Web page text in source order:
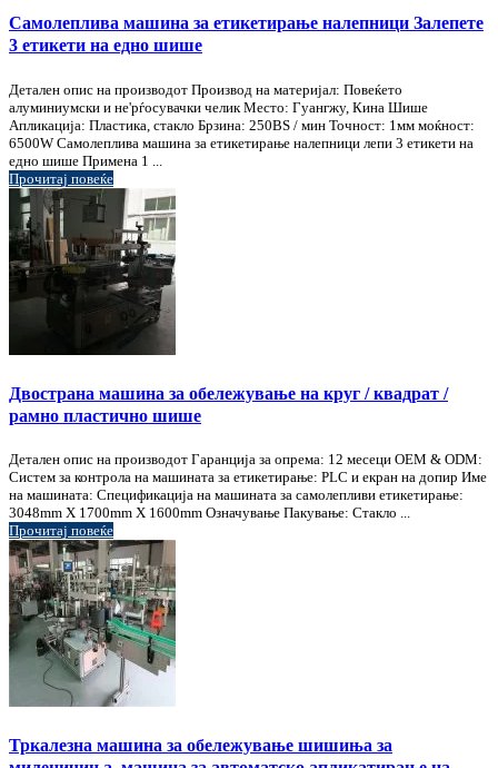
Самолеплива машина за етикетирање налепници Залепете
3 етикети на едно шише
Детален опис на производот Производ на материјал: Повеќето
алуминиумски и не'рѓосувачки челик Место: Гуангжу, Кина Шише
Апликација: Пластика, стакло Брзина: 250BS / мин Точност: 1мм моќност:
6500W Самолеплива машина за етикетирање налепници лепи 3 етикети на
едно шише Примена 1 ...
Прочитај повеќе
Двострана машина за обележување на круг / квадрат /
рамно пластично шише
Детален опис на производот Гаранција за опрема: 12 месеци OEM & ODM:
Систем за контрола на машината за етикетирање: PLC и екран на допир Име
на машината: Спецификација на машината за самолепливи етикетирање:
3048mm X 1700mm X 1600mm Означување Пакување: Стакло ...
Прочитај повеќе
Тркалезна машина за обележување шишиња за